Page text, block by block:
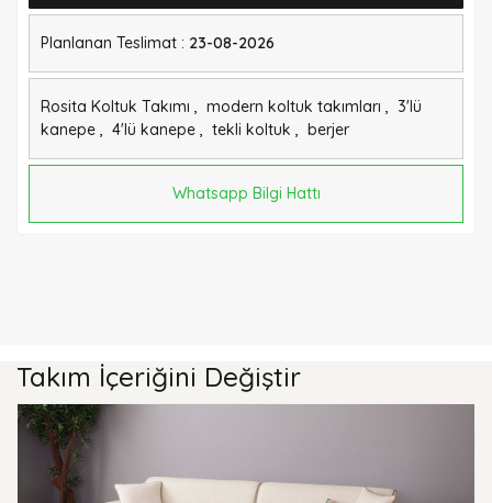
Planlanan Teslimat : 23-08-2026
Rosita Koltuk Takımı , modern koltuk takımları , 3'lü
kanepe , 4'lü kanepe , tekli koltuk , berjer
Whatsapp Bilgi Hattı
Takım İçeriğini Değiştir